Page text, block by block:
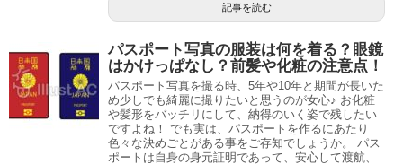
記事を読む
パスポート写真の服装は何を着る？眼鏡
はかけっぱなし？前髪や化粧の注意点！
パスポート写真を撮る時、5年や10年と期間が長いた
め少しでも綺麗に撮りたいと思うのが女心♪ お化粧
や髪形をバッチリにして、納得のいく姿で残したい
ですよね！ でも実は、パスポートを作るにあたり
色々な決めごとがある事をご存知でしょうか。 パス
ポートは自身の身元証明であって、安心して渡航、